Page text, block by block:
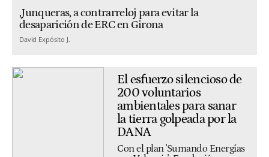
,Junqueras, a contrarreloj para evitar la
desaparición de ERC en Girona
David Expósito J.
El esfuerzo silencioso de
200 voluntarios
ambientales para sanar
la tierra golpeada por la
DANA
Con el plan 'Sumando Energías